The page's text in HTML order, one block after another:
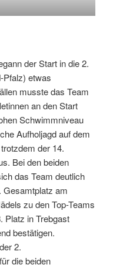
der Start in die 2.
Pfalz) etwas
musste das Team
an den Start
Schwimmniveau
Aufholjagd auf dem
der 14.
Bei den beiden
das Team deutlich
Gesamtplatz am
zu den Top-Teams
Platz in Trebgast
bestätigen.
2.
die beiden